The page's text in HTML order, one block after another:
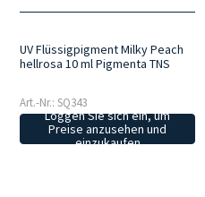
UV Flüssigpigment Milky Peach
hellrosa 10 ml Pigmenta TNS
Art.-Nr.: SQ343
Loggen Sie sich ein, um
Preise anzusehen und
einzukaufen